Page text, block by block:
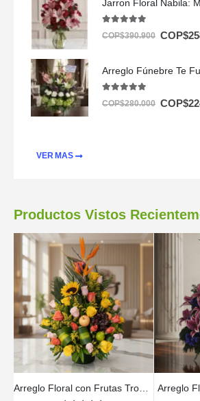
out of 5
COP$390.900 COP$
Arreglo Fúnebre Te
out of 5
COP$280.000 COP$
VER MAS
Productos Vistos
Arreglo Floral con Frutas Tropical Arreglo